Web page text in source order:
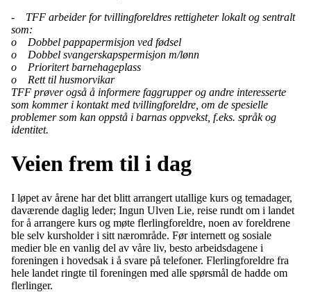
- TFF arbeider for tvillingforeldres rettigheter lokalt og sentralt
som:
o Dobbel pappapermisjon ved fødsel
o Dobbel svangerskapspermisjon m/lønn
o Prioritert barnehageplass
o Rett til husmorvikar
TFF prøver også å informere faggrupper og andre interesserte
som kommer i kontakt med tvillingforeldre, om de spesielle
problemer som kan oppstå i barnas oppvekst, f.eks. språk og
identitet.
Veien frem til i dag
I løpet av årene har det blitt arrangert utallige kurs og temadager,
daværende daglig leder; Ingun Ulven Lie, reise rundt om i landet
for å arrangere kurs og møte flerlingforeldre, noen av foreldrene
ble selv kursholder i sitt nærområde. Før internett og sosiale
medier ble en vanlig del av våre liv, besto arbeidsdagene i
foreningen i hovedsak i å svare på telefoner. Flerlingforeldre fra
hele landet ringte til foreningen med alle spørsmål de hadde om
flerlinger.